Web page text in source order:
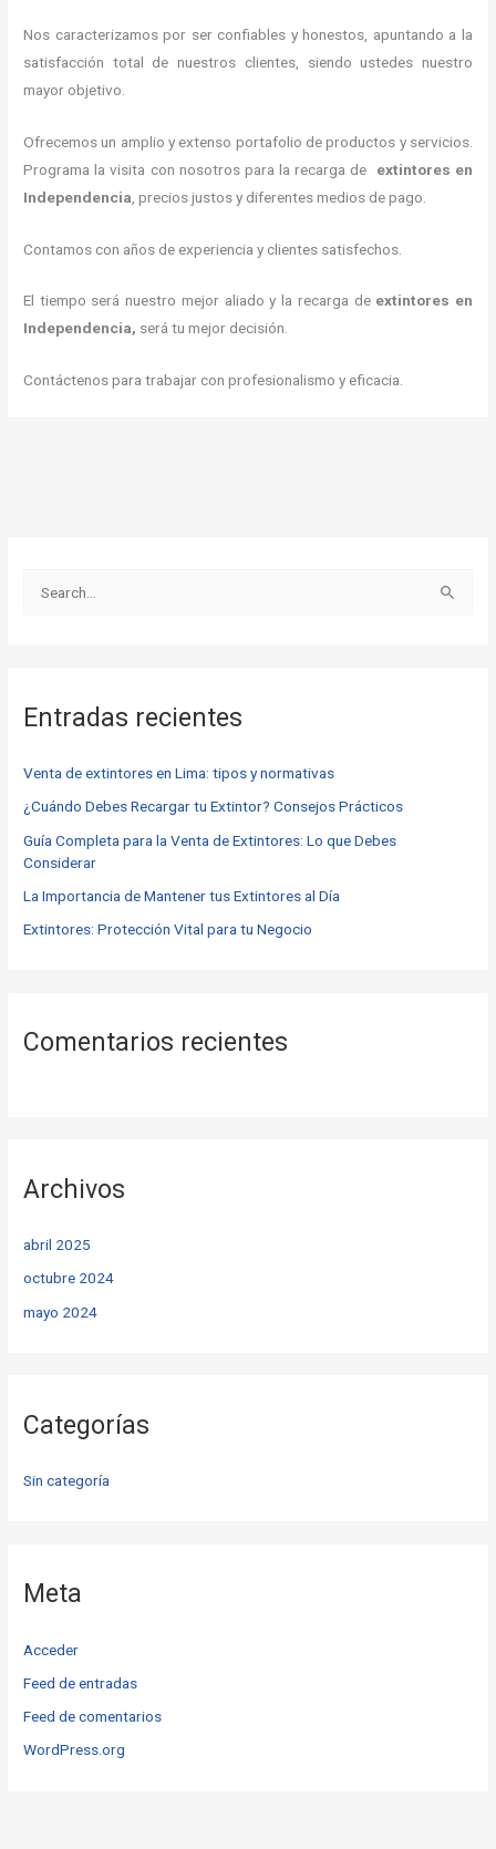
Nos caracterizamos por ser confiables y honestos, apuntando a la
satisfacción total de nuestros clientes, siendo ustedes nuestro
mayor objetivo.
Ofrecemos un amplio y extenso portafolio de productos y servicios.
Programa la visita con nosotros para la recarga de extintores en
Independencia , precios justos y diferentes medios de pago.
Contamos con años de experiencia y clientes satisfechos.
El tiempo será nuestro mejor aliado y la recarga de extintores en
Independencia, será tu mejor decisión.
Contáctenos para trabajar con profesionalismo y eficacia.
a
p
o
r
:
Entradas recientes
Venta de extintores en Lima: tipos y normativas
¿Cuándo Debes Recargar tu Extintor? Consejos Prácticos
Guía Completa para la Venta de Extintores: Lo que Debes
Considerar
La Importancia de Mantener tus Extintores al Día
Extintores: Protección Vital para tu Negocio
Comentarios recientes
Archivos
abril 2025
octubre 2024
mayo 2024
Categorías
Sin categoría
Meta
Acceder
Feed de entradas
Feed de comentarios
WordPress.org